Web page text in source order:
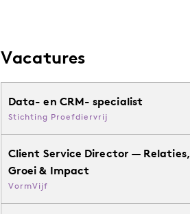
Vacatures
Data- en CRM- specialist
Stichting Proefdiervrij
Client Service Director — Relaties,
Groei & Impact
VormVijf